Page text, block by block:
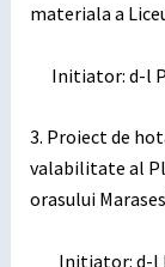
materiala a
Initiator: d-l
3. Proiect de
valabilitate al
orasului
Initiator: d-l